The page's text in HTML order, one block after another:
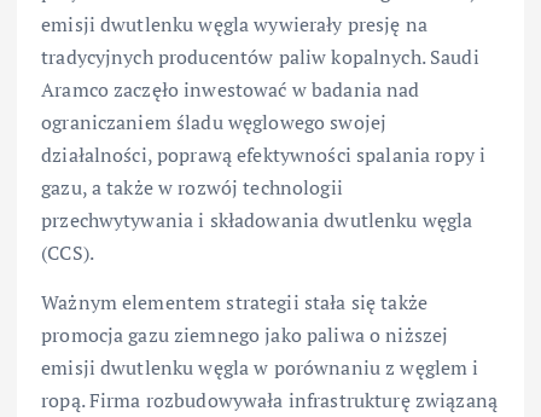
emisji dwutlenku węgla wywierały presję na
tradycyjnych producentów paliw kopalnych. Saudi
Aramco zaczęło inwestować w badania nad
ograniczaniem śladu węglowego swojej
działalności, poprawą efektywności spalania ropy i
gazu, a także w rozwój technologii
przechwytywania i składowania dwutlenku węgla
(CCS).
Ważnym elementem strategii stała się także
promocja gazu ziemnego jako paliwa o niższej
emisji dwutlenku węgla w porównaniu z węglem i
ropą. Firma rozbudowywała infrastrukturę związaną